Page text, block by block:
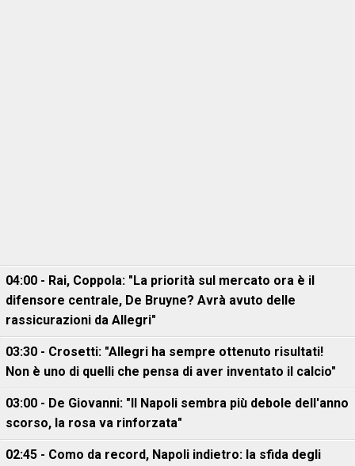
04:00 - Rai, Coppola: "La priorità sul mercato ora è il
difensore centrale, De Bruyne? Avrà avuto delle
rassicurazioni da Allegri"
03:30 - Crosetti: "Allegri ha sempre ottenuto risultati!
Non è uno di quelli che pensa di aver inventato il calcio"
03:00 - De Giovanni: "Il Napoli sembra più debole dell'anno
scorso, la rosa va rinforzata"
02:45 - Como da record, Napoli indietro: la sfida degli